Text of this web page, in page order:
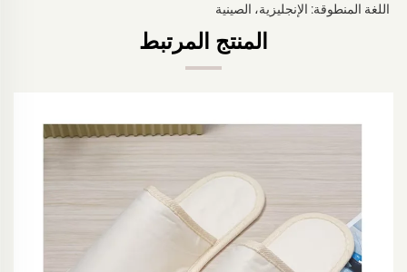
اللغة المنطوقة: الإنجليزية، الصينية
المنتج المرتبط